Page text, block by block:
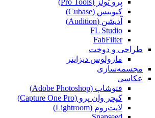
کیوبیس (Cubase‎)
آدیشن (Audition)
FL Studio
FabFilter
طراحی و دوخت
مارولوس دیزاینر
مجسمه‌سازی‌
عکاسی
فتوشاپ (Adobe Photoshop)
کپچر وان پرو (Capture One Pro)
لایت‌روم (Lightroom)